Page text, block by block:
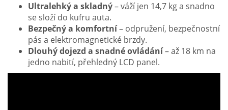
Ultralehký a skladný– váží jen 14,7 kg a snadno
se složí do kufru auta.
Bezpečný a komfortní– odpružení, bezpečnostní
pás a elektromagnetické brzdy.
Dlouhý dojezd a snadné ovládání– až 18 km na
jedno nabití, přehledný LCD panel.